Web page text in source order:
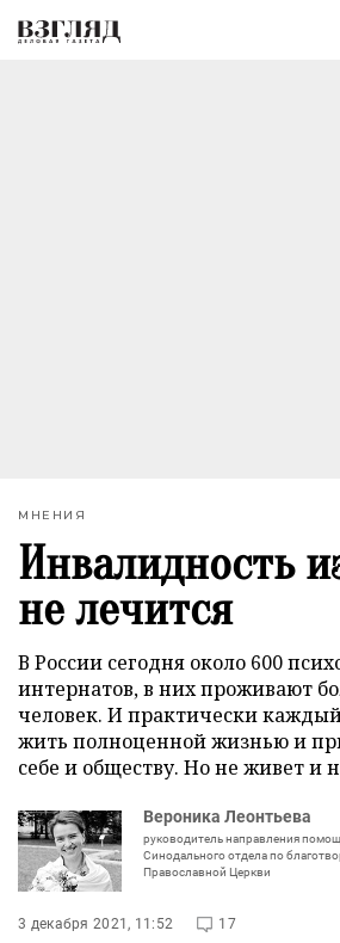
МНЕНИЯ
Инвалидность
не лечится
В России сегодня около 600
интернатов, в них проживают
человек. И практически
жить полноценной жизнью и
себе и обществу. Но не живет и
Вероника Леонтьева
руководитель направления
Синодального отдела по
Православной Церкви
3 декабря 2021, 11:52 17